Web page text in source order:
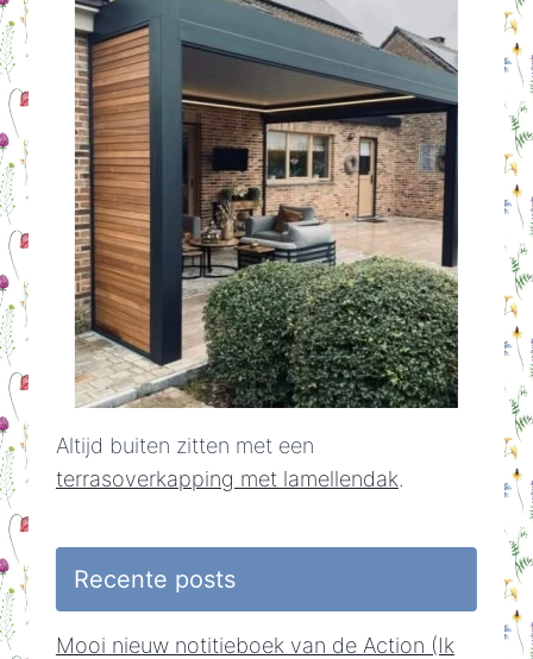
Altijd buiten zitten met een
terrasoverkapping met lamellendak.
Recente posts
Mooi nieuw notitieboek van de Action (Ik